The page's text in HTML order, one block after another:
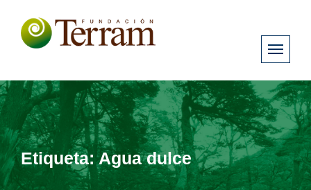
Etiqueta:Agua dulce